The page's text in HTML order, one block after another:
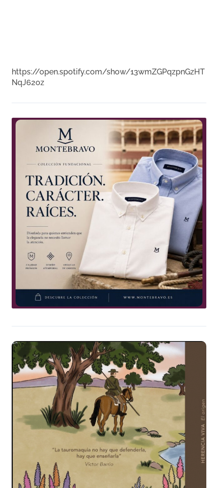
https://open.spotify.com/show/13wmZGPqzpnGzHT
NqJ62oz